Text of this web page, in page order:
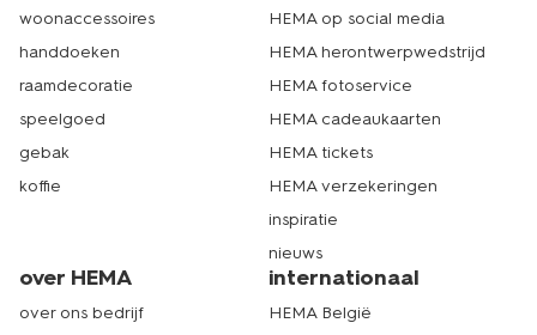
woonaccessoires
handdoeken
raamdecoratie
speelgoed
gebak
koffie
HEMA op social media
HEMA herontwerpwedstrijd
HEMA fotoservice
HEMA cadeaukaarten
HEMA tickets
HEMA verzekeringen
inspiratie
nieuws
over HEMA
over ons bedrijf
internationaal
HEMA België